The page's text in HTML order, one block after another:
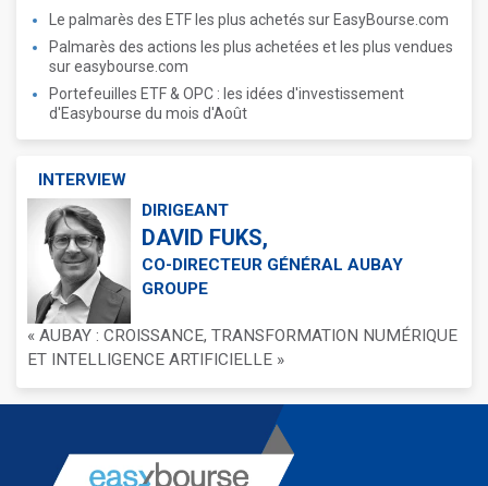
Le palmarès des ETF les plus achetés sur EasyBourse.com
Palmarès des actions les plus achetées et les plus vendues
sur easybourse.com
Portefeuilles ETF & OPC : les idées d'investissement
d'Easybourse du mois d'Août
INTERVIEW
DIRIGEANT
DAVID FUKS,
CO-DIRECTEUR GÉNÉRAL AUBAY
GROUPE
« AUBAY : CROISSANCE, TRANSFORMATION NUMÉRIQUE
ET INTELLIGENCE ARTIFICIELLE »